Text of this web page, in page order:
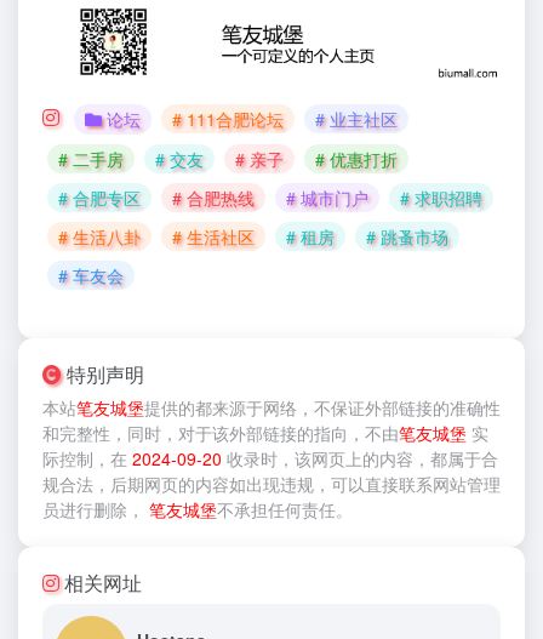
论坛 # 111合肥论坛
# 业主社区
# 二手房
# 交友 # 亲子
# 优惠打折
# 合肥专区
# 合肥热线 # 城市门户
# 求职招聘
# 生活八卦
# 生活社区 # 租房
# 跳蚤市场
# 车友会
特别声明
本站笔友城堡提供的都来源于网络，不保证外部链接的准确性
和完整性，同时，对于该外部链接的指向，不由笔友城堡 实
际控制，在 2024-09-20 收录时，该网页上的内容，都属于合
规合法，后期网页的内容如出现违规，可以直接联系网站管理
员进行删除， 笔友城堡不承担任何责任。
相关网址